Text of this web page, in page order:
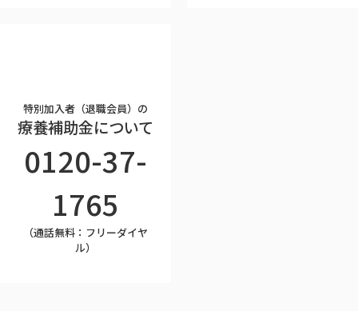
特別加入者（退職会員）の
療養補助金について
0120-37-
1765
（通話無料：フリーダイヤ
ル）